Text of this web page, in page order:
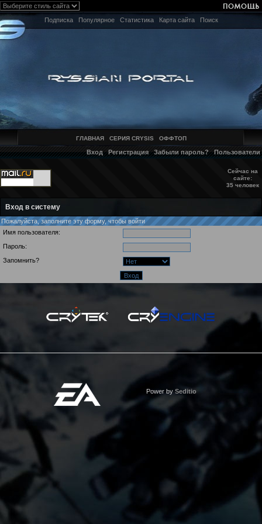
Подписка Популярное Статистика Карта сайта Поиск
ГЛАВНАЯ СЕРИЯ CRYSIS ОФФТОП
Вход Регистрация Забыли пароль? Пользователи
Сейчас на
сайте:
35 человек
Вход в систему
Пожалуйста, заполните эту форму, чтобы войти
Имя пользователя:
Пароль:
Запомнить?
Power by Seditio